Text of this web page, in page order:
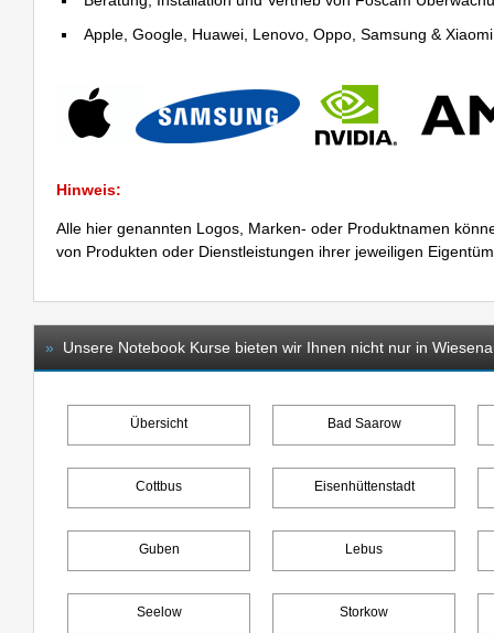
Apple, Google, Huawei, Lenovo, Oppo, Samsung &
Hinweis:
Alle hier genannten Logos, Marken- oder Produktnamen
von Produkten oder Dienstleistungen ihrer jeweiligen
» Unsere Notebook Kurse bieten wir Ihnen nicht nur in
Übersicht Bad Saarow
Cottbus Eisenhüttenstadt
Guben Lebus
Seelow Storkow